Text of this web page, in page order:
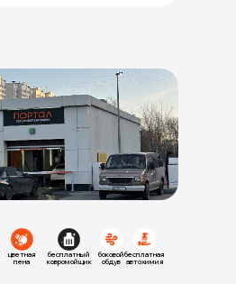
цветная
пена
бесплатный
ковромойщик
боковой
обдув
бесплатная
автохимия